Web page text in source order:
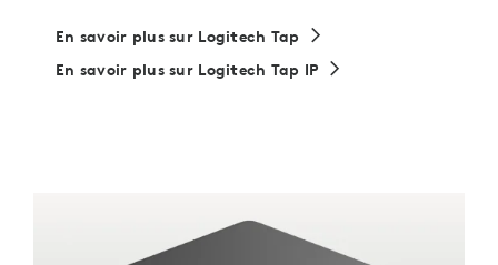
En savoir plus sur Logitech Tap
En savoir plus sur Logitech Tap IP